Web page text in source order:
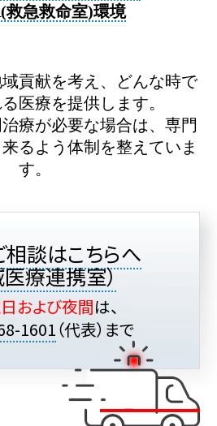
救急救命室)環境
貢献を考え、どんな時で
医療を提供します。
療が必要な場合は、専門
るよう体制を整えていま
す。
談はこちらへ
医療連携室）
および夜間は、
1601（代表）まで